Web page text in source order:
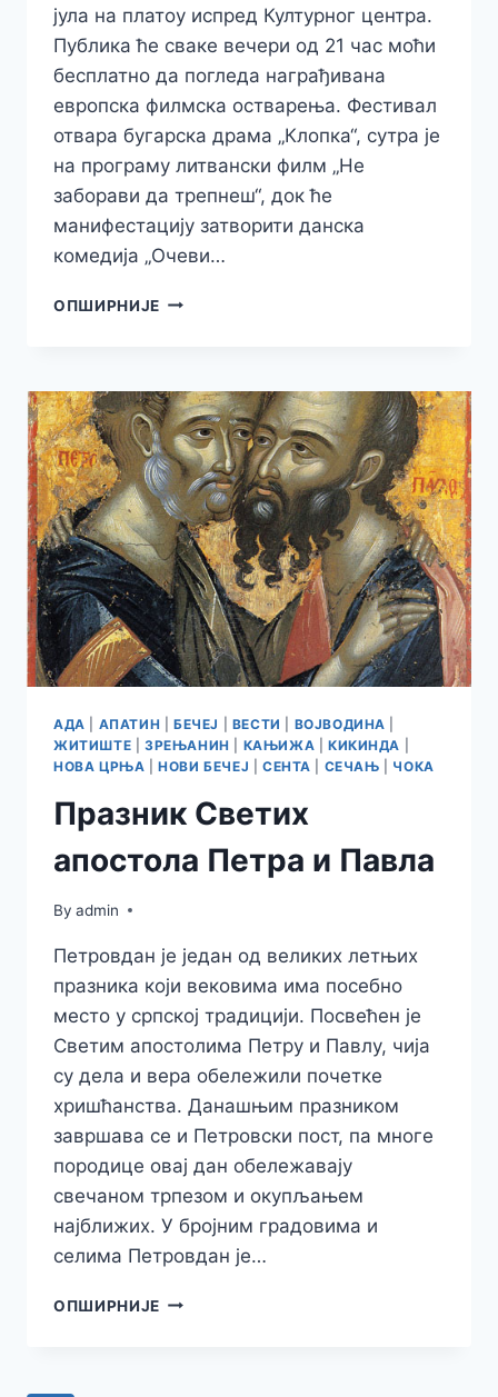
јула на платоу испред Културног центра.
Публика ће сваке вечери од 21 час моћи
бесплатно да погледа награђивана
европска филмска остварења. Фестивал
отвара бугарска драма „Клопка“, сутра је
на програму литвански филм „Не
заборави да трепнеш“, док ће
манифестацију затворити данска
комедија „Очеви…
ОПШИРНИЈЕ ВЕЧЕРАС
ФИЛМА
У
АПАТИНУ
АДА АПАТИН БЕЧЕЈ ВЕСТИ ВОЈВОДИНА
ЖИТИШТЕ
ЗРЕЊАНИН КАЊИЖА КИКИНДА
НОВА ЦРЊА |НОВИ БЕЧЕЈ СЕНТА СЕЧАЊ ЧОКА
Празник Светих
апостола Петра и Павла
By admin
Петровдан је један од великих летњих
празника који вековима има посебно
место у српској традицији. Посвећен је
Светим апостолима Петру и Павлу, чија
су дела и вера обележили почетке
хришћанства. Данашњим празником
завршава се и Петровски пост, па многе
породице овај дан обележавају
свечаном трпезом и окупљањем
најближих. У бројним градовима и
селима Петровдан је…
ОПШИРНИЈЕ ПРАЗНИК